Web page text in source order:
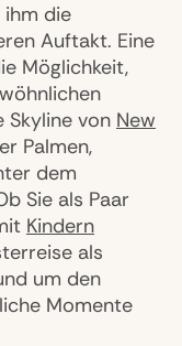
ihm die
Auftakt. Eine
Möglichkeit,
Skyline von New
Palmen,
dem
Sie als Paar
Kindern
als
um den
Momente